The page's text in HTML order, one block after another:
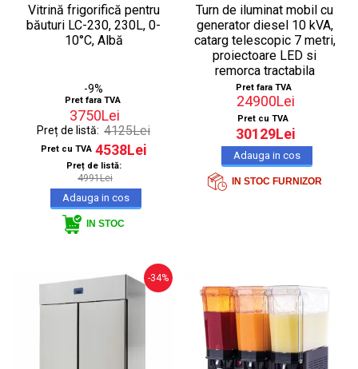
Vitrină frigorifică pentru
băuturi LC-230, 230L, 0-
10°C, Albă
-9%
Pret fara TVA
3750Lei
Preț de listă: 4125Lei
Pret cu TVA 4538Lei
Preț de listă:
4991Lei
IN STOC
Turn de iluminat mobil cu
generator diesel 10 kVA,
catarg telescopic 7 metri,
proiectoare LED si
remorca tractabila
Pret fara TVA
24900Lei
Pret cu TVA
30129Lei
IN STOC FURNIZOR
-34%